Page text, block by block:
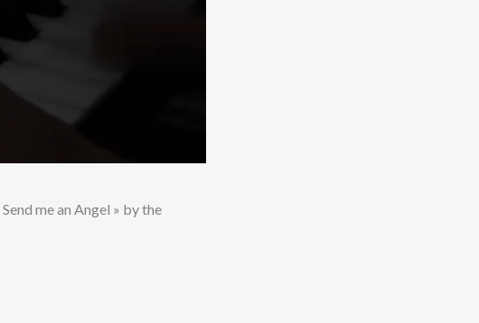
me an Angel » by the